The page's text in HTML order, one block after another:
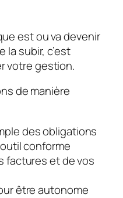
est ou va devenir
la subir, c’est
votre gestion.
de manière
des obligations
conforme
factures et de vos
être autonome